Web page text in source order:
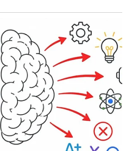
iskreno priznanje emocija od
razgovor koji može
priliku za sreću
emotivni trenuci.